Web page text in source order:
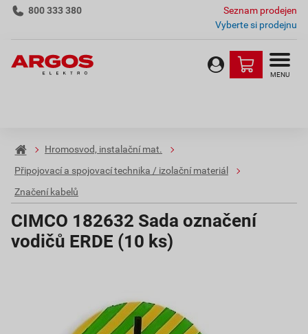
800 333 380
Seznam prodejen
Vyberte si prodejnu
MENU
Hromosvod, instalační mat.
Připojovací a spojovací technika / izolační materiál
Značení kabelů
CIMCO 182632 Sada označení
vodičů ERDE (10 ks)